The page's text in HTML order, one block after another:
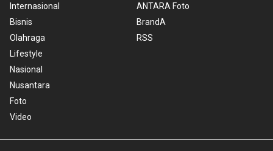
Internasional
Bisnis
Olahraga
Lifestyle
Nasional
Nusantara
Foto
Video
ANTARA Foto
BrandA
RSS